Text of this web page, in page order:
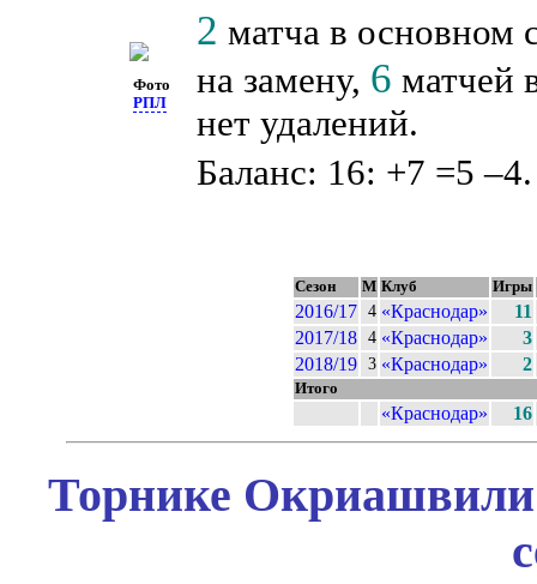
Фото
РПЛ
2 матча в основном
на замену, 6 матчей
нет удалений.
Баланс: 16: +7 =5 –4.
Сезон М Клуб Игры
2016/17 4 «Краснодар»
11
2017/18 4 «Краснодар»
3
2018/19 3 «Краснодар» 2
Итого
«Краснодар» 16
Торнике Окриашвили